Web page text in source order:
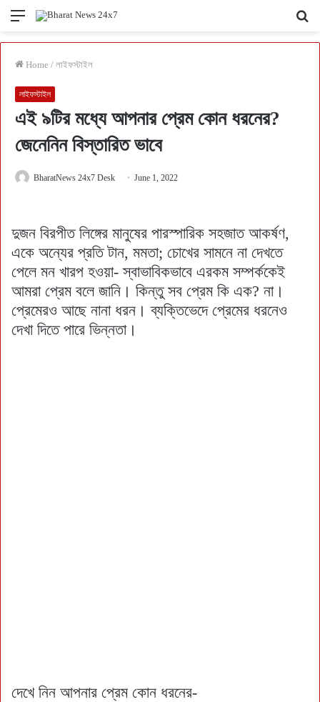
Menu
Home / লাইফস্টাইল
লাইফস্টাইল
এই ৯টির মধ্যে আপনার প্রেম কোন ধরনের?
জেনেনিন বিস্তারিত ভাবে
BharatNews 24x7 Desk June 1, 2022
দুজন বিরপীত লিঙ্গের মানুষের পারস্পারিক সহজাত আকর্ষণ,
একে অন্যের প্রতি টান, মমতা; চোখের সামনে না দেখতে
পেলে মন খারপ হওয়া- স্বাভাবিকভাবে এরকম সম্পর্ককেই
আমরা প্রেম বলে জানি। কিন্তু সব প্রেম কি এক? না।
প্রেমেরও আছে নানা ধরন। ব্যক্তিভেদে প্রেমের ধরনেও
দেখা দিতে পারে ভিন্নতা।
দেখে নিন আপনার প্রেম কোন ধরনের-